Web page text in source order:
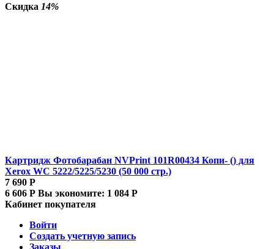
Скидка 14%
Картридж Фотобарабан NVPrint 101R00434 Копи- () для
Xerox WC 5222/5225/5230 (50 000 стр.)
7 690 Р
6 606 Р Вы экономите: 1 084 Р
Кабинет покупателя
Войти
Создать учетную запись
Заказы